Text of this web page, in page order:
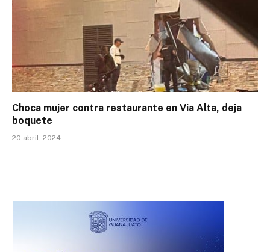
Choca mujer contra restaurante en Via Alta, deja
boquete
20 abril, 2024